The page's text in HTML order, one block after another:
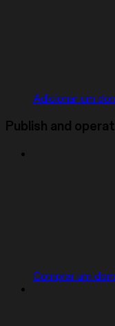
Adicionar um
Publish and
Comprar um